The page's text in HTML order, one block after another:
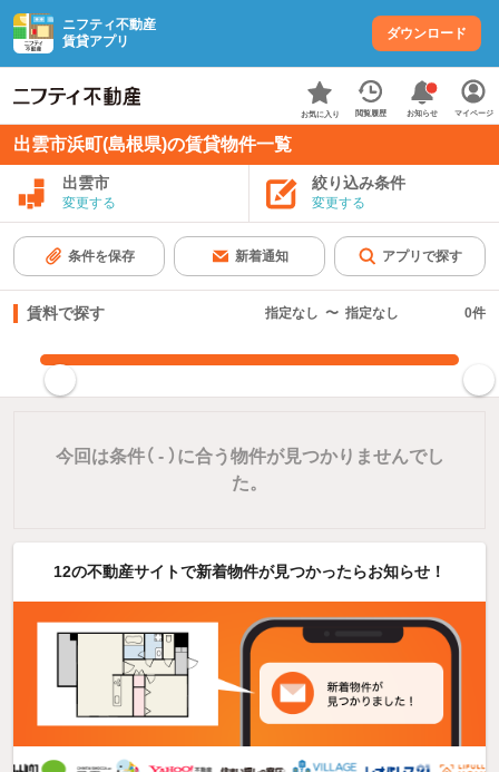
ニフティ不動産
賃貸アプリ
ダウンロード
お気に入り 閲覧履歴 お知らせ マイページ
出雲市浜町(島根県)の賃貸物件一覧
出雲市
変更する
絞り込み条件
変更する
条件を保存 新着通知 アプリで探す
賃料で探す 指定なし 〜 指定なし 0件
今回は条件（ -）に合う物件が見つかりませんでし
た。
12の不動産サイトで新着物件が見つかったらお知らせ！